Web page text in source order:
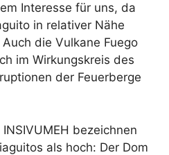
Interesse für uns, da
in relativer Nähe
die Vulkane Fuego
im Wirkungskreis des
der Feuerberge
bezeichnen
als hoch: Der Dom